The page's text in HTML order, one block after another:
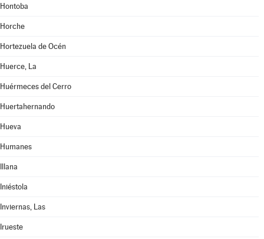
Hontoba
Horche
Hortezuela de Océn
Huerce, La
Huérmeces del Cerro
Huertahernando
Hueva
Humanes
Illana
Iniéstola
Inviernas, Las
Irueste